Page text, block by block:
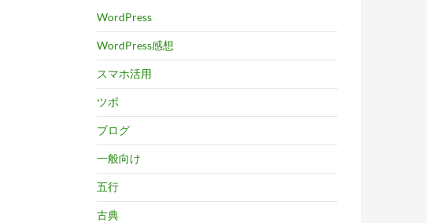
WordPress
WordPress感想
スマホ活用
ツボ
ブログ
一般向け
五行
古典